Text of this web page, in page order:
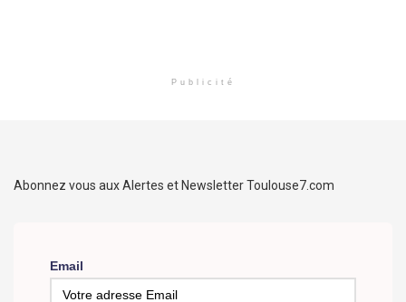
Publicité
Abonnez vous aux Alertes et Newsletter Toulouse7.com
Email